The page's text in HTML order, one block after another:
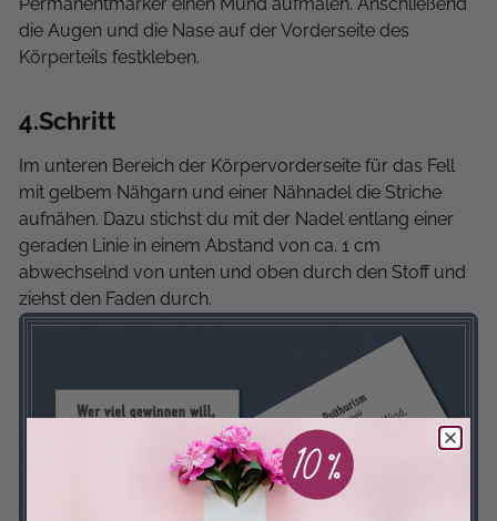
die Augen und die Nase auf der Vorderseite des
Körperteils festkleben.
4.Schritt
Im unteren Bereich der Körpervorderseite für das Fell
mit gelbem Nähgarn und einer Nähnadel die Striche
aufnähen. Dazu stichst du mit der Nadel entlang einer
geraden Linie in einem Abstand von ca. 1 cm
abwechselnd von unten und oben durch den Stoff und
ziehst den Faden durch.